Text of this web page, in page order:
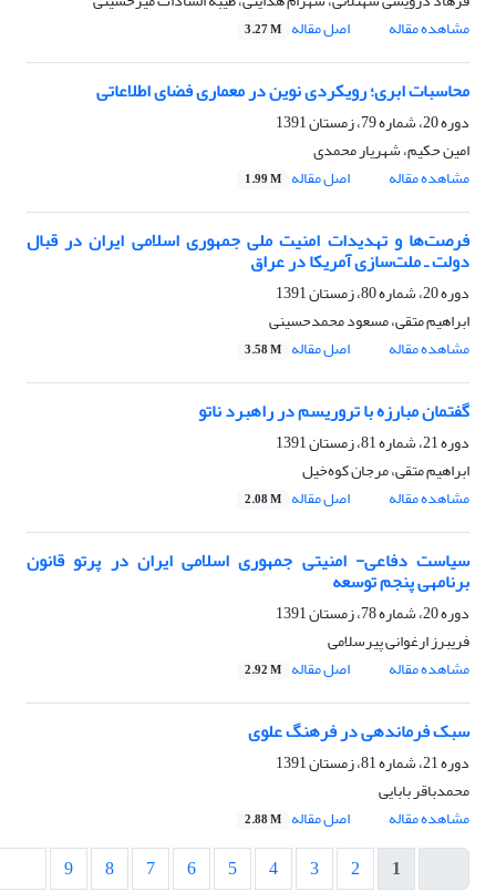
مشاهده مقاله
اصل مقاله 3.27 M
محاسبات ابری؛ رویکردی نوین در معماری فضای اطلاعاتی
دوره 20، شماره 79، زمستان 1391
امین حکیم، شهریار محمدی
مشاهده مقاله
اصل مقاله 1.99 M
فرصت‌ها و تهدیدات امنیت ملی جمهوری اسلامی ایران در قبال
دولت ـ ملت‌سازی آمریکا در عراق
دوره 20، شماره 80، زمستان 1391
ابراهیم متقی، مسعود محمدحسینی
مشاهده مقاله
اصل مقاله 3.58 M
گفتمان مبارزه با تروریسم در راهبرد ناتو
دوره 21، شماره 81، زمستان 1391
ابراهیم متقی، مرجان کوه‌خیل
مشاهده مقاله
اصل مقاله 2.08 M
سیاست دفاعی- امنیتی جمهوری اسلامی ایران در پرتو قانون
برنامه‏ی پنجم توسعه
دوره 20، شماره 78، زمستان 1391
فریبرز ارغوانی پیرسلامی
مشاهده مقاله
اصل مقاله 2.92 M
سبک فرماندهی در فرهنگ علوی
دوره 21، شماره 81، زمستان 1391
محمدباقر بابایی
مشاهده مقاله
اصل مقاله 2.88 M
1
2
3
4
5
6
7
8
9